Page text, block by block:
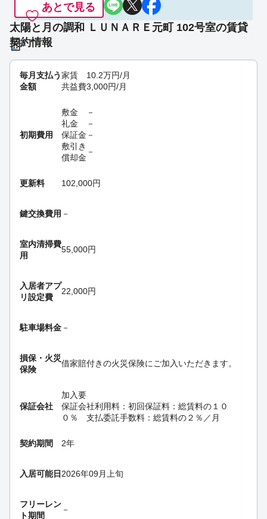
あとで見る
太陽と月の調和 ＬＵＮＡＲＥ元町 102号室の賃貸
契約情報
毎月支払う
金額
家賃 10.2万円/月
共益費3,000円/月
初期費用
敷金
－
礼金
－
保証金 －
敷引き
償却金
－
更新料 102,000円
鍵交換費用 －
室内清掃費
用
55,000円
入居者アプ
リ設定費
22,000円
駐車場料金 －
損保・ 火災
保険
借家賠付きの火災保険にご加入いただきます。
保証会社
加入要
保証会社利用料：初回保証料：総賃料の１０
０％ 支払委託手数料：総賃料の２％／月
契約期間 2年
入居可能日 2026年09月上旬
フリーレン
ト期間
－